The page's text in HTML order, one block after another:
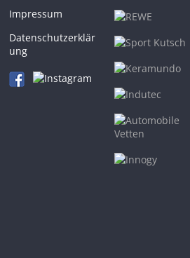
Impressum
Datenschutzerklär
ung